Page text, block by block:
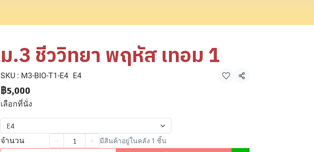
ม.3 ชีววิทยา พฤหัส เทอม 1
SKU : M3-BIO-T1-E4 E4 แชร์
฿5,000
เลือกที่นั่ง
E4
จำนวน มีสินค้าอยู่ในคลัง 1 ชิ้น